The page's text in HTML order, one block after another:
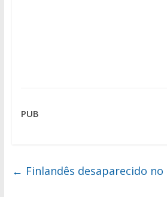
PUB
← Finlandês desaparecido no